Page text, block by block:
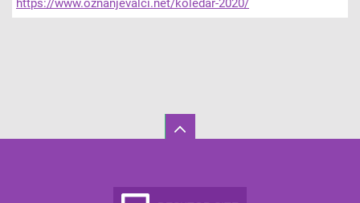
https://www.oznanjevalci.net/koledar-2020/